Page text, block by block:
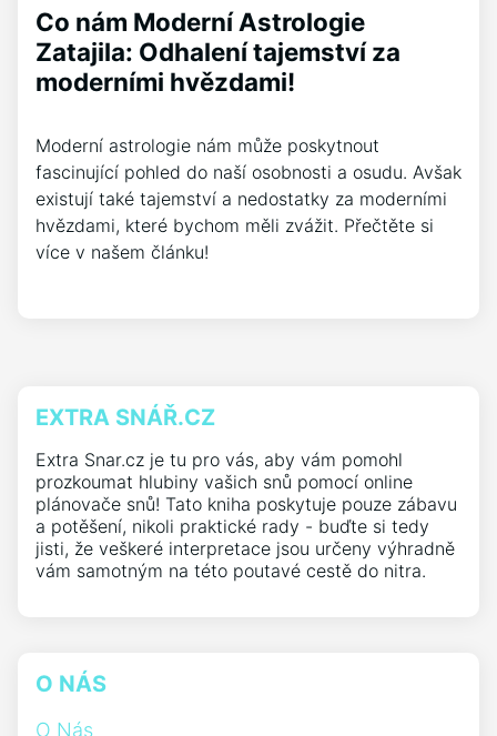
Co nám Moderní Astrologie
Zatajila: Odhalení tajemství za
moderními hvězdami!
Moderní astrologie nám může poskytnout
fascinující pohled do naší osobnosti a osudu. Avšak
existují také tajemství a nedostatky za moderními
hvězdami, které bychom měli zvážit. Přečtěte si
více v našem článku!
EXTRA SNÁŘ.CZ
Extra Snar.cz je tu pro vás, aby vám pomohl
prozkoumat hlubiny vašich snů pomocí online
plánovače snů! Tato kniha poskytuje pouze zábavu
a potěšení, nikoli praktické rady - buďte si tedy
jisti, že veškeré interpretace jsou určeny výhradně
vám samotným na této poutavé cestě do nitra.
O NÁS
O Nás